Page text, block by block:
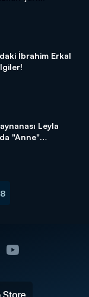
İbrahim Erkal
Leyla
"Anne"